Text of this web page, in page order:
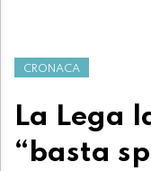
CRONACA
La Lega
“basta